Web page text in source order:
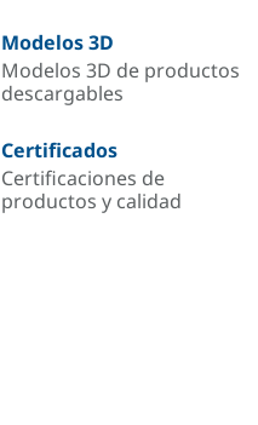
Modelos 3D
Modelos 3D de productos
descargables
Certificados
Certificaciones de
productos y calidad